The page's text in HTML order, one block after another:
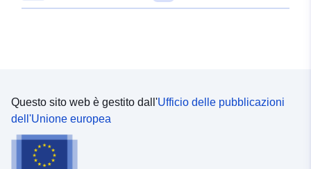
uriRef:
http://data.europa.eu/88u/dataset/
Questo sito web è gestito dall'Ufficio delle pubblicazioni
dell'Unione europea